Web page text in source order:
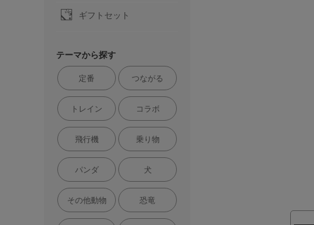
ギフトセット
テーマから探す
定番 つながる
トレイン コラボ
飛行機 乗り物
パンダ 犬
その他動物 恐竜